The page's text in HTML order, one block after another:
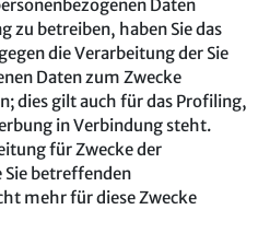
Daten
betreiben, haben Sie das
die Verarbeitung der Sie
Daten zum Zwecke
dies gilt auch für das Profiling,
in Verbindung steht.
für Zwecke der
betreffenden
mehr für diese Zwecke